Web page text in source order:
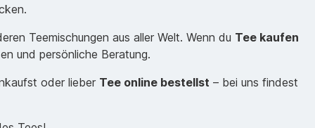
Teemischungen aus aller Welt. Wenn du Tee kaufen
und persönliche Beratung.
oder lieber Tee online bestellst – bei uns findest